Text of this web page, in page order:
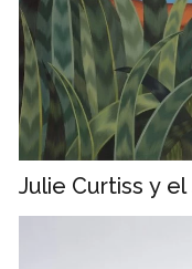
Julie Curtiss y